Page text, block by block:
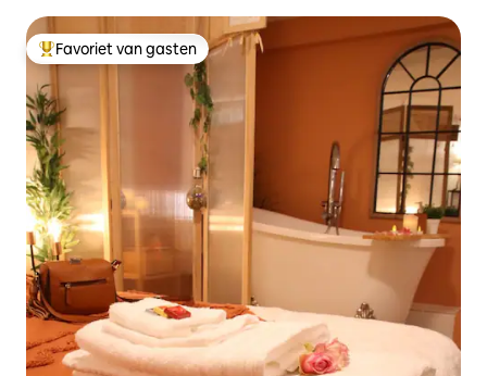
Topfavoriet van gasten
Favoriet van gasten